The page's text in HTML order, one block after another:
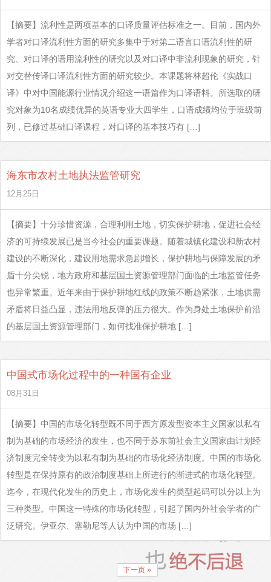
【摘要】流利性是两项基本的口译质量评估标准之一。目前，国内外
学者对口译流利性方面的研究多集中于对第二语言口语流利性的研
究、对口译的语用流利性的研究以及对口译中非流利现象的研究，针
对交替传译口译流利性方面的研究较少。本课题将林超伦《实战口
译》中对中国能源行业情况介绍这一语篇作为口译语料。所选取的研
究对象为10名成绩优异的英语专业大四学生，口语成绩均位于班级前
列，已修过基础口译课程，对口译的基本技巧有 […]
海东市农村土地执法监管研究
12月25日
【摘要】十分珍惜资源，合理利用土地，切实保护耕地，促进社会经
济的可持续发展已是当今社会的重要课题。随着城镇化建设和新农村
建设的不断深化，建设用地需求急剧增长，保护耕地与保障发展的矛
盾十分尖锐，地方政府和基层国土资源管理部门面临的土地监管任务
也异常繁重。近年来由于保护耕地红线的政策不断趋紧张，土地供需
矛盾将日益凸显，违法用地反弹的压力很大。作为身处土地保护前沿
的基层国土资源管理部门，如何找准保护耕地 […]
中国式市场化过程中的一种国有企业
08月31日
【摘要】中国的市场化转型既不同于西方原发型资本主义国家以私有
制为基础的市场经济的发生，也不同于苏东前社会主义国家由计划经
济制度完全转变为以私有制为基础的市场化经济制度。中国的市场化
转型是在保持原有的政治制度基础上所进行的渐进式的市场化转型。
迄今，在现代化发生的历史上，市场化发生的类型起码可以分以上为
三种类型。中国这一特殊的市场化转型，引起了国内外社会学者的广
泛研究。伊亚尔、塞勒尼等人认为中国的市场 […]
下一页 »